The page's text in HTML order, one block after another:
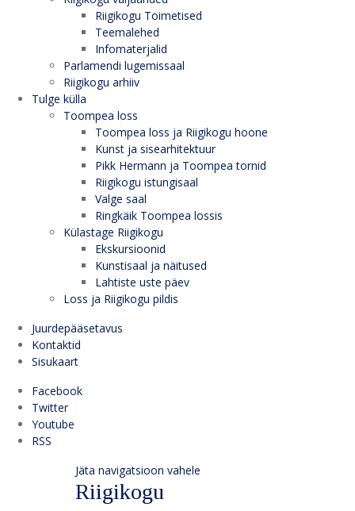
Riigikogu Toimetised
Teemalehed
Infomaterjalid
Parlamendi lugemissaal
Riigikogu arhiiv
Tulge külla
Toompea loss
Toompea loss ja Riigikogu hoone
Kunst ja sisearhitektuur
Pikk Hermann ja Toompea tornid
Riigikogu istungisaal
Valge saal
Ringkäik Toompea lossis
Külastage Riigikogu
Ekskursioonid
Kunstisaal ja näitused
Lahtiste uste päev
Loss ja Riigikogu pildis
Juurdepääsetavus
Kontaktid
Sisukaart
Facebook
Twitter
Youtube
RSS
Jäta navigatsioon vahele
Riigikogu